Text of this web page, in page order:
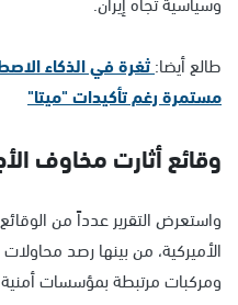
طالع أيضا:ثغرة في الذكاء
مستمرة رغم تأكيدات "ميتا"
وقائع أثارت مخاوف
واستعرض التقرير عدداً من
الأميركية، من بينها رصد
ومركبات مرتبطة بمؤسسات أمنية